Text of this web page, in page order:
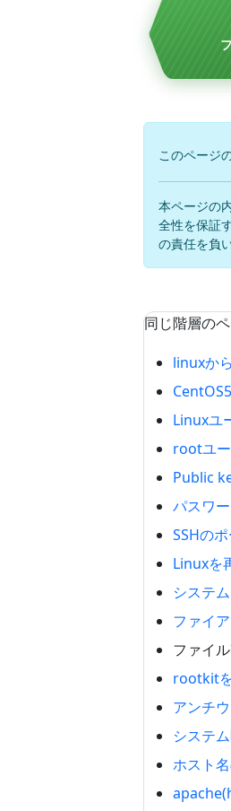
このページ
本ページの
全性を保証
の責任を負
同じ階層の
linuxか
Linuxユ
rootユ
Public
パスワ
SSHの
Linuxを
システ
ファイ
ファイ
rootkit
アンチ
システ
ホスト